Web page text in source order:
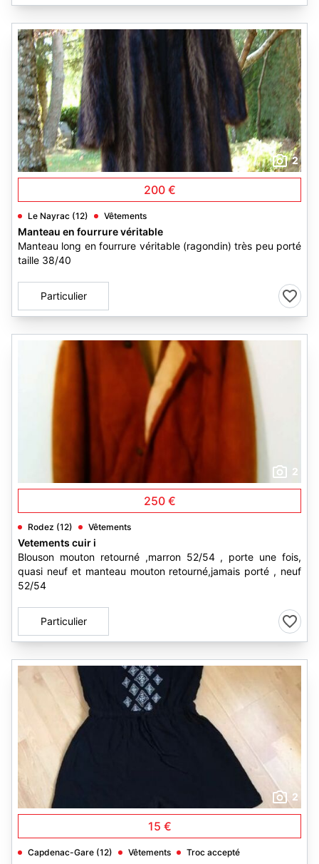
2
200 €
Le Nayrac (12) Vêtements
Manteau en fourrure véritable
Manteau long en fourrure véritable (ragondin) très peu porté
taille 38/40
Particulier
2
250 €
Rodez (12) Vêtements
Vetements cuir i
Blouson mouton retourné ,marron 52/54 , porte une fois,
quasi neuf et manteau mouton retourné,jamais porté , neuf
52/54
Particulier
2
15 €
Capdenac-Gare (12) Vêtements Troc accepté